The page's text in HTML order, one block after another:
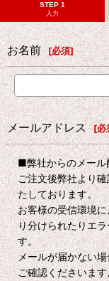
STEP 1
入力
お名前 [必須]
メールアドレス [必
■弊社からのメール
ご注文後弊社より
たしております。
お客様の受信環境
り分けられたりエ
す。
メールが届かない
ご確認くださいま